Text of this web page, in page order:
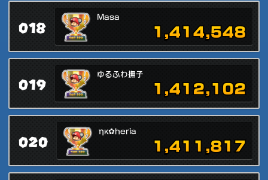
018
Masa
1,414,548
019
ゆるふわ撫子
1,412,102
020
ηκ✿heria
1,411,817